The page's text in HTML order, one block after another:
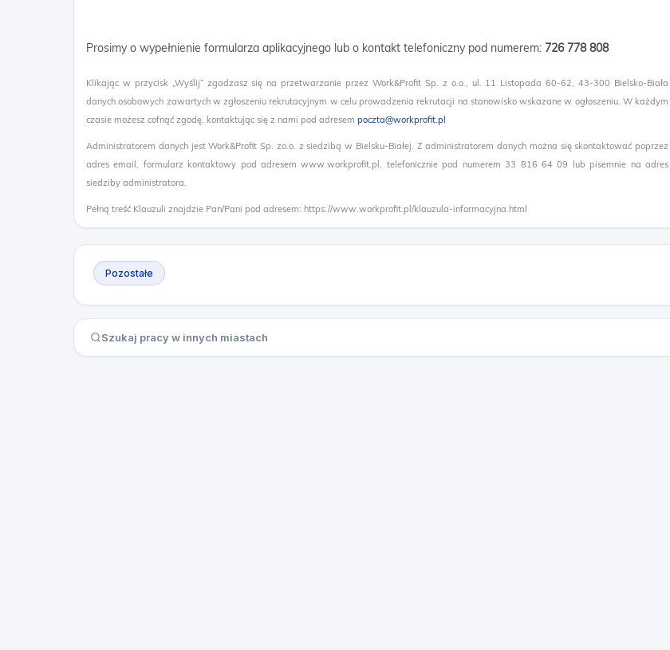
Prosimy o wypełnienie formularza aplikacyjnego lub o kontakt telefoniczny pod numerem: 726 778 808
Klikając w przycisk „Wyślij” zgadzasz się na przetwarzanie przez Work&Profit Sp. z o.o., ul. 11 Listopada 60-62, 43-300 Bielsko-Biała
danych osobowych zawartych w zgłoszeniu rekrutacyjnym w celu prowadzenia rekrutacji na stanowisko wskazane w ogłoszeniu. W każdym
czasie możesz cofnąć zgodę, kontaktując się z nami pod adresem poczta@workprofit.pl
Administratorem danych jest Work&Profit Sp. zo.o. z siedzibą w Bielsku-Białej. Z administratorem danych można się skontaktować poprzez
adres email, formularz kontaktowy pod adresem www.workprofit.pl, telefonicznie pod numerem 33 816 64 09 lub pisemnie na adres
siedziby administratora.
Pełną treść Klauzuli znajdzie Pan/Pani pod adresem: https://www.workprofit.pl/klauzula-informacyjna.html
Pozostałe
Szukaj pracy w innych miastach